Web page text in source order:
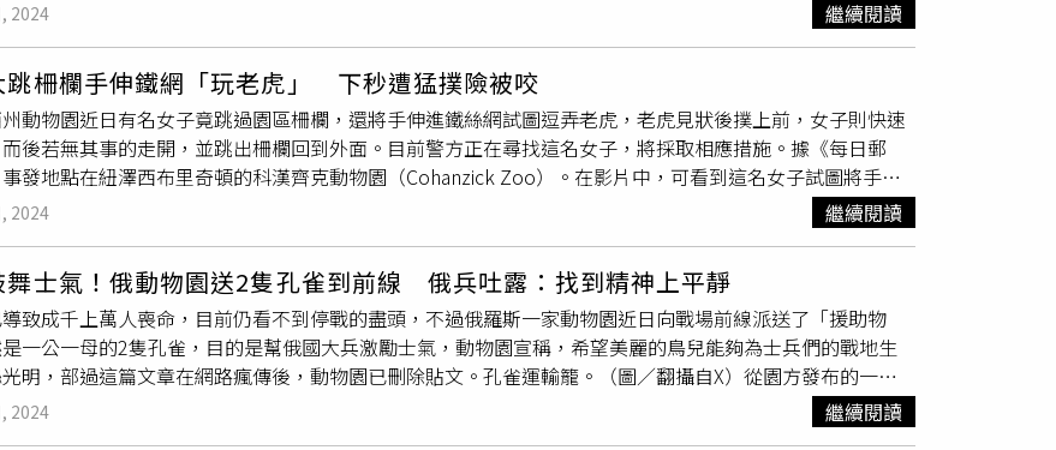
園傳出有老虎感染H5N1禽流感病毒死亡。（圖／翻攝自X）
、礦物質補充動物所需；地面保持乾燥，鋪設牛床墊緩衝趴下對關節的壓迫感，也考量其視力不佳，盡可
少變動，讓「角娃」可以透過其他感官，在熟悉的環境中穩定生活。可惜臺北動物園美洲野牛家族的最後一
娃」，仍於今天在平靜中與世長辭。保育員表示，「角娃」是隻很敏感的動物，動物園獸醫團隊中有位照顧
的獸醫師，在臺灣規定偶蹄獸打口蹄疫疫苗的年代，正好都是這位獸醫師在照顧「角娃」。每年到了打疫
要「角娃」聽到這位獸醫的車輛聲音靠近，馬上會躲到牆後面讓獸醫找不著。而其他獸醫過來看牠時，卻
樣子，可以觀察到牠所有正常的活動。這麼聰明的「角娃」今天離開了，讓長期照顧牠的照養團隊都非常
物園非洲區最資深的住民之一，44歲的雌性白犀牛「犀敏」，也是園內數一數二高齡的白犀牛，在今年1
食障礙及營養狀況變差、體重減輕等問題，體重從去年8月1750公斤左右持續下降，單今年內就少了300公
「新春」。（圖／臺北市立動物園提供）「犀敏」因為老化與吞嚥困難，在1月進行檢查發現牙齒磨損及
大，照養團隊調整食譜、定期投予營養劑及消化道粘膜保護藥物，持續監測評估健康狀況，期間也曾與國
牛專家透過線上及實地勘查討論「犀敏」病歷，直到前幾天「犀敏」開始出現呼吸囉音、食慾減退、行動
漸衰竭情形，在9月2日上午因呼吸器官衰竭離世。同日，熱帶雨林區也傳來令人難過的消息，保育員觀察
「新春」（23歲8個月）右側髖骨再度出現褥瘡，食慾下降、體型跟體態自老化以來一直偏瘦。患有慢性腎
春」，終究走上所有高齡動物必須面對的生命旅程，在保育的陪伴下與世長辭。
右，這處位在黃金海岸的主題樂園內，有一名女飼養員被老虎島裡的老虎襲擊，造成她手臂和肩膀有嚴重
刺傷，緊急送醫。澳洲黃金海岸夢幻世界主題樂園老虎島的老虎養傷飼養員。（圖／翻攝自10 News First
）報導引述昆士蘭救護車服務區主任賈斯汀（Justin Payne）的說法，夢幻世界樂園急救人員當下對傷口做
妥當」，這名飼養員臉色蒼白、自覺狀況不佳，但整體而言情況還好」，送醫後狀況穩定。據夢幻世界樂
女飼養員是夢幻世界樂園裡經驗豐富的員工，現年47歲「我們相信她受過很多訓練」，並稱這是一起罕見
會徹底調查事發經過。澳洲黃金海岸夢幻世界主題樂園老虎島的老虎養傷飼養員。（圖／翻攝自10 News
）夢幻世界是澳洲最大的主題樂園，老虎島大約30年前開放，是全球唯二的互動式老虎展區之一，園
虎和
共9隻，每天會進行兩場老虎表演，雖然夢幻樂園強調這是個案，但該處樂園在2022年也曾
人的類似案例，另外，夢幻世界的遊樂設施「迅雷急流」（Thunder River Rapids Ride）2016年曾發生故
喪命。澳洲黃金海岸夢幻世界主題樂園老虎島的老虎養傷飼養員。（圖／翻攝自X）
2024 繼續閱讀
跳柵欄手伸鐵網「玩老虎」 下秒遭猛撲險被咬
動物園近日有名女子竟跳過園區柵欄，還將手伸進鐵絲網試圖逗弄老虎，老虎見狀後撲上前，女子則快速
後若無其事的走開，並跳出柵欄回到外面。目前警方正在尋找這名女子，將採取相應措施。據《每日郵
發地點在紐澤西布里奇頓的科漢齊克動物園（Cohanzick Zoo）。在影片中，可看到這名女子試圖將手伸
弄1隻
，當時這隻老虎先是走近仔細觀察女子，然後張開嘴、試圖用爪子攻擊，猛撲向女子，女
將手抽離，生死一瞬間後，女子則若無其事的走開，並跳過柵欄回到外面。當地警方於20日公佈了這段影
的遊客行為都不可接受，我們將採取相應措施。」據報導，這隻重近294公斤的老虎於2016年出生，牠是
內的兩兄弟之一。動物園介紹，孟加拉虎被認為是僅次於西伯利亞虎的第二大老虎。
2024 繼續閱讀
舞士氣！俄動物園送2隻孔雀到前線 俄兵吐露：找到精神上平靜
致成千上萬人喪命，目前仍看不到停戰的盡頭，不過俄羅斯一家動物園近日向戰場前線派送了「援助物
一公一母的2隻孔雀，目的是幫俄國大兵激勵士氣，動物園宣稱，希望美麗的鳥兒能夠為士兵們的戰地生
明，部過這篇文章在網路瘋傳後，動物園已刪除貼文。孔雀運輸籠。（圖／翻攝自X）從園方發布的一段
容是一名俄羅斯士兵對動物園表達感謝，並宣稱正在為孔雀建造一個大型鳥舍。根據烏克蘭的《真理報》
斯利佩茨克動物園（Lipetsk Zoo）最近在社交媒體上發文，稱園方將這一對孔雀送到在烏克蘭前線作戰的俄
2024 繼續閱讀